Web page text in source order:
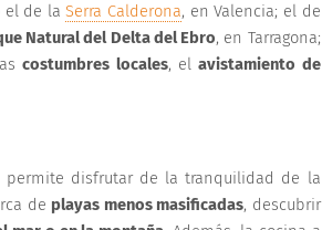
el de laSerra Calderona, en Valencia; el de
Natural del Delta del Ebro, en Tarragona;
costumbres locales, elavistamiento de
permite disfrutar de la tranquilidad de la
de playas menos masificadas, descubrir